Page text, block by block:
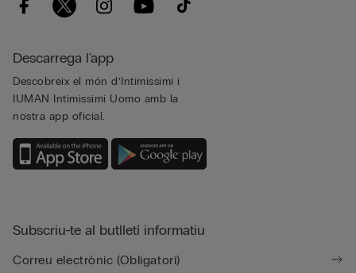
Descarrega l'app
Descobreix el món d’Intimissimi i
IUMAN Intimissimi Uomo amb la
nostra app oficial.
Subscriu-te al butlletí informatiu